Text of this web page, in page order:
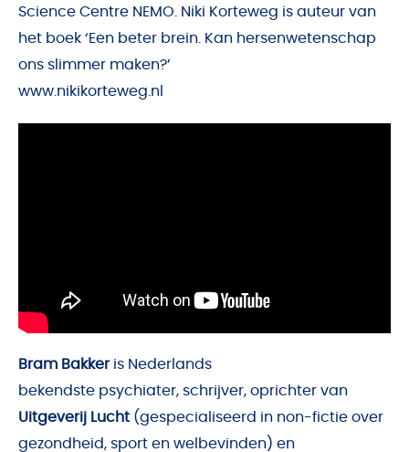
Science Centre NEMO. Niki Korteweg is auteur van
het boek ‘Een beter brein. Kan hersenwetenschap
ons slimmer maken?’
www.nikikorteweg.nl
Bram Bakkeris Nederlands
bekendste psychiater, schrijver, oprichter van
Uitgeverij Lucht (gespecialiseerd in non-fictie over
gezondheid, sport en welbevinden) en